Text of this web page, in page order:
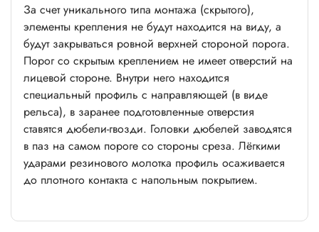
За счет уникального типа монтажа (скрытого),
элементы крепления не будут находится на виду, а
будут закрываться ровной верхней стороной порога.
Порог со скрытым креплением не имеет отверстий на
лицевой стороне. Внутри него находится
специальный профиль с направляющей (в виде
рельса), в заранее подготовленные отверстия
ставятся дюбели-гвозди. Головки дюбелей заводятся
в паз на самом пороге со стороны среза. Лёгкими
ударами резинового молотка профиль осаживается
до плотного контакта с напольным покрытием.